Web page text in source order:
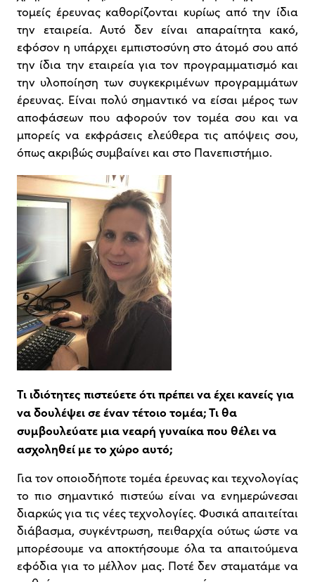
τομείς έρευνας καθορίζονται κυρίως από την ίδια
την εταιρεία. Αυτό δεν είναι απαραίτητα κακό,
εφόσον η υπάρχει εμπιστοσύνη στο άτομό σου από
την ίδια την εταιρεία για τον προγραμματισμό και
την υλοποίηση των συγκεκριμένων προγραμμάτων
έρευνας. Είναι πολύ σημαντικό να είσαι μέρος των
αποφάσεων που αφορούν τον τομέα σου και να
μπορείς να εκφράσεις ελεύθερα τις απόψεις σου,
όπως ακριβώς συμβαίνει και στο Πανεπιστήμιο.
Τι ιδιότητες πιστεύετε ότι πρέπει να έχει κανείς για
να δουλέψει σε έναν τέτοιο τομέα; Τι θα
συμβουλεύατε μια νεαρή γυναίκα που θέλει να
ασχοληθεί με το χώρο αυτό;
Για τον οποιοδήποτε τομέα έρευνας και τεχνολογίας
το πιο σημαντικό πιστεύω είναι να ενημερώνεσαι
διαρκώς για τις νέες τεχνολογίες. Φυσικά απαιτείται
διάβασμα, συγκέντρωση, πειθαρχία ούτως ώστε να
μπορέσουμε να αποκτήσουμε όλα τα απαιτούμενα
εφόδια για το μέλλον μας. Ποτέ δεν σταματάμε να